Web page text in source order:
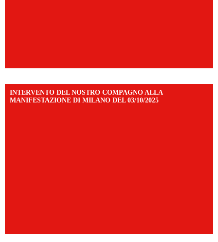
INTERVENTO DEL NOSTRO COMPAGNO ALLA
MANIFESTAZIONE DI MILANO DEL 03/10/2025